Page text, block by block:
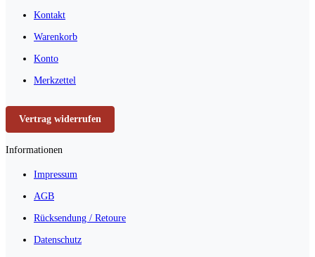
Kontakt
Warenkorb
Konto
Merkzettel
Vertrag widerrufen
Informationen
Impressum
AGB
Rücksendung / Retoure
Datenschutz